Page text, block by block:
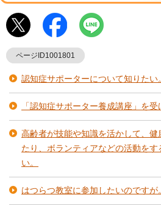
ページID1001801
認知症サポーターについて知りたい
「認知症サポーター養成講座」を受
高齢者が技能や知識を活かして、
たり、ボランティアなどの活動を
い。
はつらつ教室に参加したいのですが